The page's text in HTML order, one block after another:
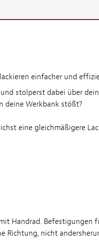
einfacher und
stolperst dabei über
deine Werkbank stößt?
eine gleichmäßigere
Handrad.
Richtung, nicht